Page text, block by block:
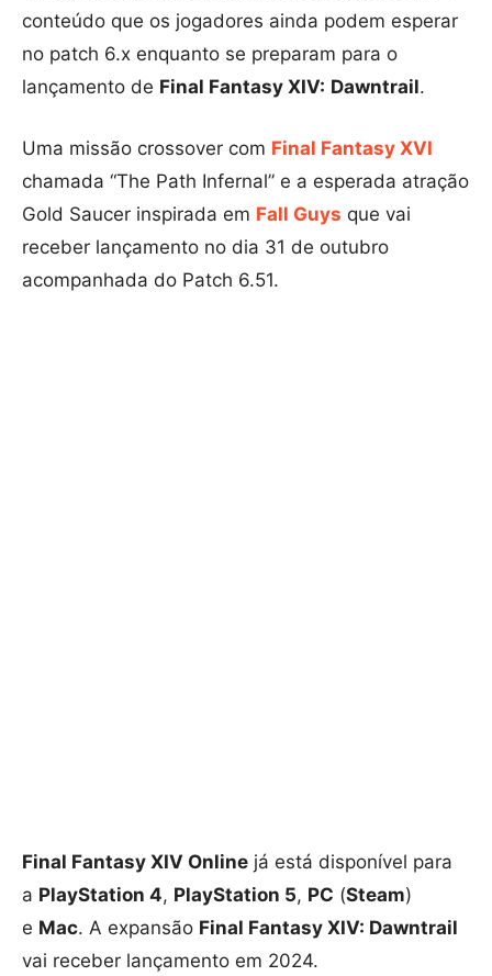
conteúdo que os jogadores ainda podem esperar
no patch 6.x enquanto se preparam para o
lançamento de Final Fantasy XIV: Dawntrail.
Uma missão crossover com Final Fantasy XVI
chamada “The Path Infernal” e a esperada atração
Gold Saucer inspirada em Fall Guys que vai
receber lançamento no dia 31 de outubro
acompanhada do Patch 6.51.
Final Fantasy XIV Online já está disponível para
a PlayStation 4, PlayStation 5, PC (Steam)
e Mac. A expansão Final Fantasy XIV: Dawntrail
vai receber lançamento em 2024.